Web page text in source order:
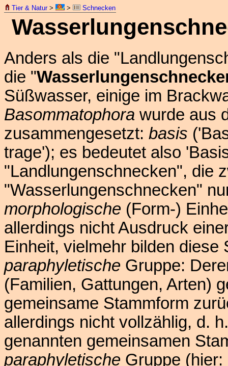
Tier & Natur> > Schnecken
Anders als die
die "
Süßwasser, einige im
Basommatophora wurde aus
zusammengesetzt: basis
trage'); es bedeutet also
"Landlungenschnecken", die
"Wasserlungenschnecken"
morphologische (Form-)
allerdings nicht Ausdruck
Einheit, vielmehr bilden
paraphyletische Gruppe:
(Familien, Gattungen, Arten)
gemeinsame Stammform
allerdings nicht vollzählig, d.
genannten gemeinsamen
paraphyletische Gruppe